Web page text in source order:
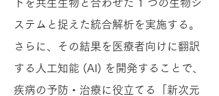
トを共生生物と合わせた 1 つの生物シ
ステムと捉えた統合解析を実施する。
さらに、その結果を医療者向けに翻訳
する人工知能 (AI) を開発することで、
疾病の予防・治療に役立てる「新次元